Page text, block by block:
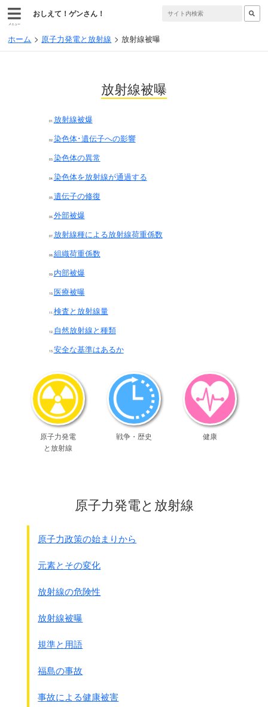
メニュー
おしえて！ゲンさん！
ホーム 原子力発電と放射線 放射線被曝
放射線被曝
放射線被爆
染色体･遺伝子への影響
染色体の異常
染色体を放射線が通過する
遺伝子の修復
外部被爆
放射線種による放射線荷重係数
組織荷重係数
内部被爆
医療被曝
検査と放射線量
自然放射線と種類
安全な基準はあるか
原子力発電
と放射線
戦争・歴史 健康
原子力発電と放射線
原子力政策の始まりから
元素とその変化
放射線の危険性
放射線被曝
規準と用語
福島の事故
事故による健康被害